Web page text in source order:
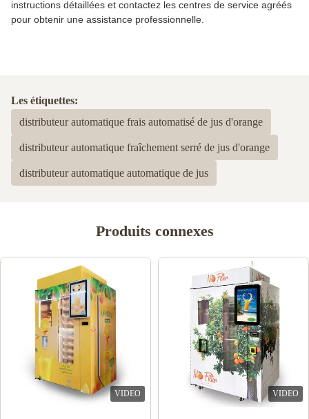
instructions détaillées et contactez les centres de service agréés
pour obtenir une assistance professionnelle.
Les étiquettes:
distributeur automatique frais automatisé de jus d'orange
distributeur automatique fraîchement serré de jus d'orange
distributeur automatique automatique de jus
Produits connexes
VIDEO VIDEO